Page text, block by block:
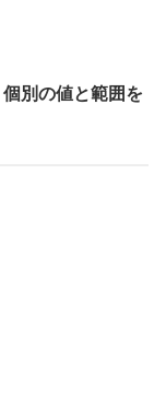
個別の値と範囲を